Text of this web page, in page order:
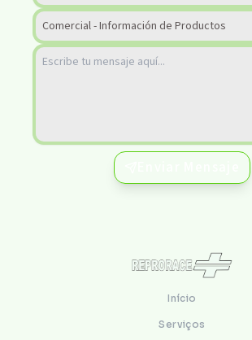
Início
Serviços